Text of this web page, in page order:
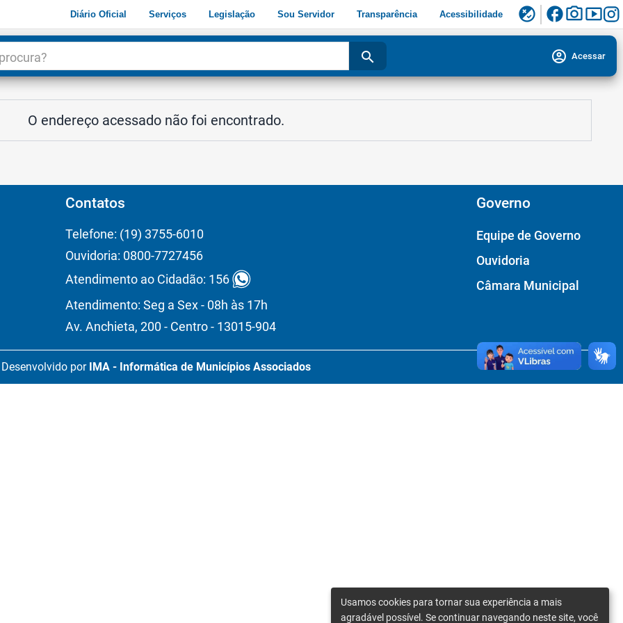
Diário Oficial Serviços Legislação Sou Servidor Transparência Acessibilidade flaky facebookphoto_camerasmart_display
search account_circle Acessar
O endereço acessado não foi encontrado.
Contatos
Telefone: (19) 3755-6010
Ouvidoria: 0800-7727456
Atendimento ao Cidadão: 156
Atendimento: Seg a Sex - 08h às 17h
Av. Anchieta, 200 - Centro - 13015-904
Governo
Equipe de Governo
Ouvidoria
Câmara Municipal
Desenvolvido por IMA - Informática de Municípios Associados
Usamos cookies para tornar sua experiência a mais
agradável possível. Se continuar navegando neste site, você